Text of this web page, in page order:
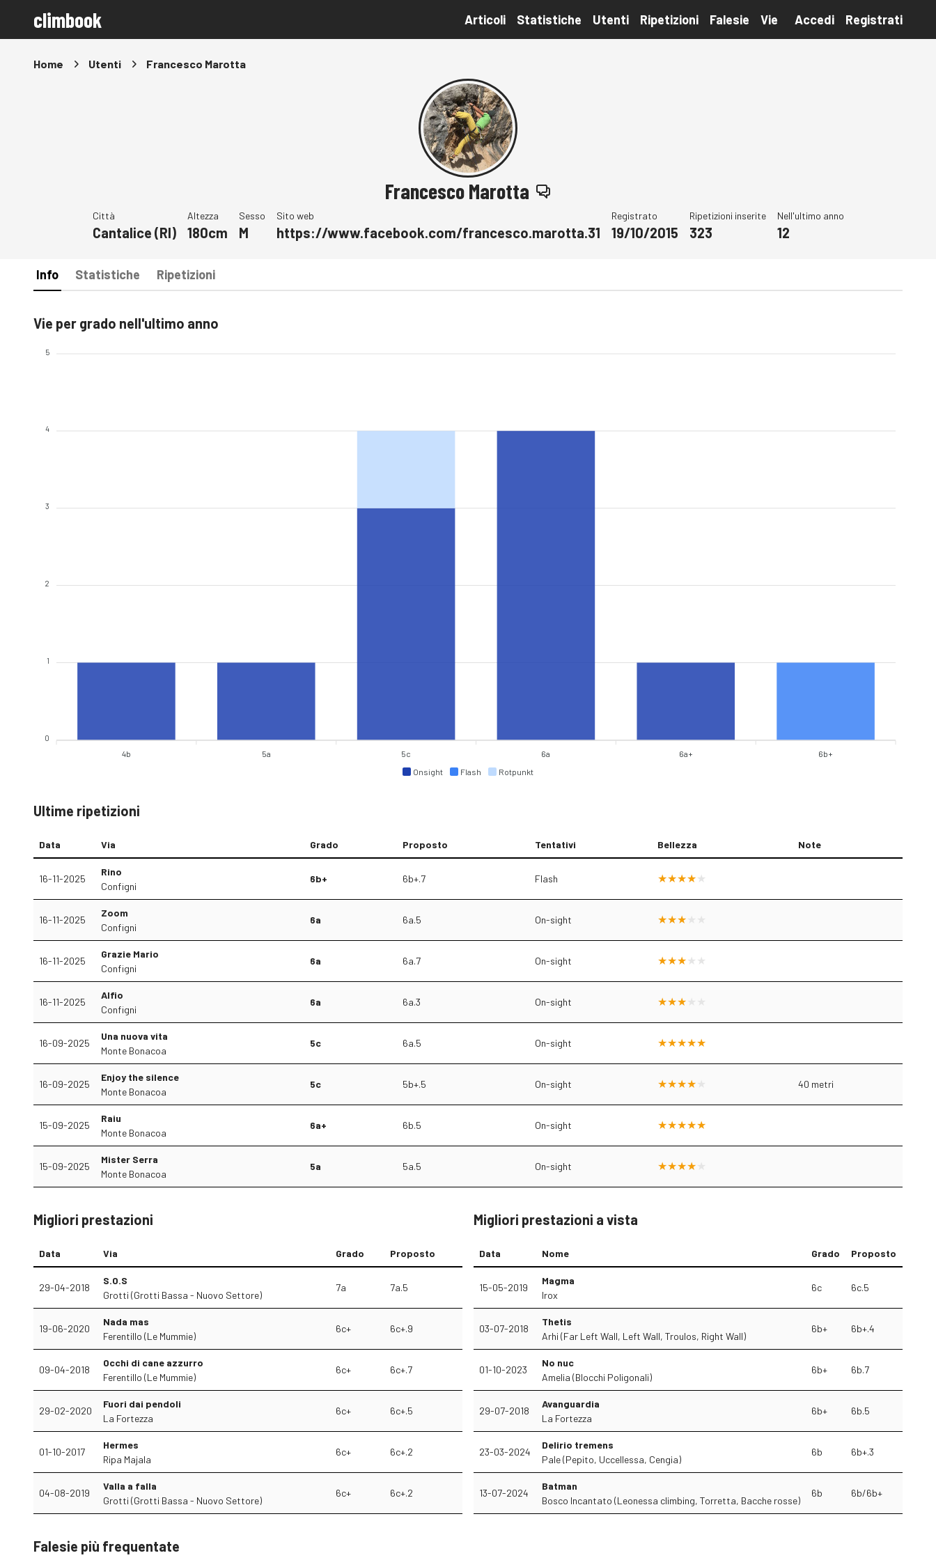
climbook Articoli Statistiche Utenti Ripetizioni Falesie Vie Accedi Registrati
Home Utenti Francesco Marotta
Francesco Marotta
Città
Cantalice (RI)
Altezza
180cm
Sesso
M
Sito web
https://www.facebook.com/francesco.marotta.31
Registrato
19/10/2015
Ripetizioni inserite
323
Nell'ultimo anno
12
Info Statistiche Ripetizioni
Vie per grado nell'ultimo anno
Onsight Flash Rotpunkt
5
4
3
2
1
0
4b 5a 5c 6a 6a+ 6b+
Ultime ripetizioni
Data Via Grado Proposto Tentativi Bellezza Note
16-11-2025
Rino
Configni
6b+ 6b+.7 Flash
16-11-2025
Zoom
Configni
6a 6a.5 On-sight
16-11-2025
Grazie Mario
Configni
6a 6a.7 On-sight
16-11-2025
Alfio
Configni
6a 6a.3 On-sight
16-09-2025
Una nuova vita
Monte Bonacoa
5c 6a.5 On-sight
16-09-2025
Enjoy the silence
Monte Bonacoa
5c 5b+.5 On-sight 40 metri
15-09-2025
Raiu
Monte Bonacoa
6a+ 6b.5 On-sight
15-09-2025
Mister Serra
Monte Bonacoa
5a 5a.5 On-sight
Migliori prestazioni
Data Via Grado Proposto
29-04-2018
S.O.S
Grotti (Grotti Bassa - Nuovo Settore)
7a 7a.5
19-06-2020
Nada mas
Ferentillo (Le Mummie)
6c+ 6c+.9
09-04-2018
Occhi di cane azzurro
Ferentillo (Le Mummie)
6c+ 6c+.7
29-02-2020
Fuori dai pendoli
La Fortezza
6c+ 6c+.5
01-10-2017
Hermes
Ripa Majala
6c+ 6c+.2
04-08-2019
Valla a falla
Grotti (Grotti Bassa - Nuovo Settore)
6c+ 6c+.2
Migliori prestazioni a vista
Data Nome Grado Proposto
15-05-2019
Magma
Irox
6c 6c.5
03-07-2018
Thetis
Arhi (Far Left Wall, Left Wall, Troulos, Right Wall)
6b+ 6b+.4
01-10-2023
No nuc
Amelia (Blocchi Poligonali)
6b+ 6b.7
29-07-2018
Avanguardia
La Fortezza
6b+ 6b.5
23-03-2024
Delirio tremens
Pale (Pepito, Uccellessa, Cengia)
6b 6b+.3
13-07-2024
Batman
Bosco Incantato (Leonessa climbing, Torretta, Bacche rosse)
6b 6b/6b+
Falesie più frequentate